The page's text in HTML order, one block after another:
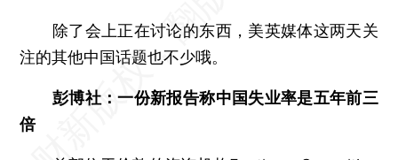
除了会上正在讨论的东西，美英媒体这两天关
注的其他中国话题也不少哦。
彭博社：一份新报告称中国失业率是五年前三
倍